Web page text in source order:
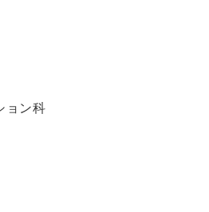
ョン科